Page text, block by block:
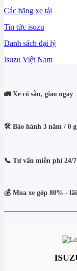
Các hãng xe tải
Tin tức isuzu
Danh sách đại lý
Isuzu Việt Nam
🚛 Xe có sẵn, giao ngay
🛠️ Bảo hành 3 năm / 0
📞 Tư vấn miễn phí 24/7
💰 Mua xe góp 80% -